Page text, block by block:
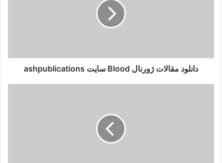
دانلود مقالات ژورنال Blood سایت ashpublications